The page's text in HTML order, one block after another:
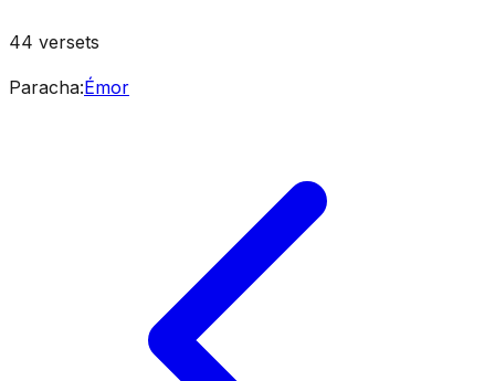
44 versets
Paracha:Émor